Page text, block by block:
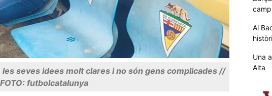
les seves idees molt clares i no són gens complicades //
FOTO: futbolcatalunya
Al
Una
Alta
Necessàries
Aquestes